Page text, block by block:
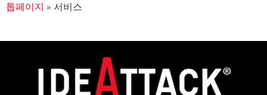
톱페이지 » 서비스